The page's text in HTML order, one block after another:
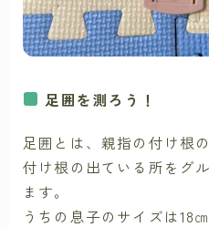
足囲を測ろう！
足囲とは、親指の付け根
付け根の出ている所をグ
ます。
うちの息子のサイズは18㎝